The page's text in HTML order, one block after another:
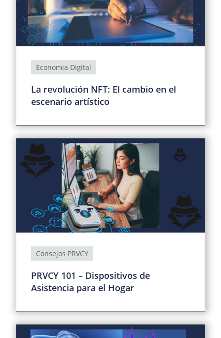
Economia Digital
La revolución NFT: El cambio en el
escenario artístico
Consejos PRVCY
PRVCY 101 – Dispositivos de
Asistencia para el Hogar